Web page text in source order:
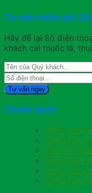
Tư vấn miễn phí
Hãy để lại Số điện
khách cai thuốc lá,
Chính sách
Chính sách
Chính sách
Phương
Chính sách
Chính sách
Chính sách